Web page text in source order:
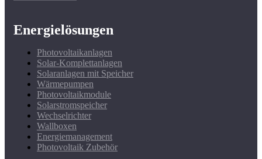
Energielösungen
Photovoltaikanlagen
Solar-Komplettanlagen
Solaranlagen mit Speicher
Wärmepumpen
Photovoltaikmodule
Solarstromspeicher
Wechselrichter
Wallboxen
Energiemanagement
Photovoltaik Zubehör